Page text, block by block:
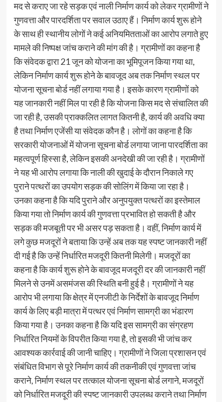
मद से कराए जा रहे सड़क एवं नाली निर्माण कार्य को लेकर ग्रामीणों ने
गुणवत्ता और पारदर्शिता पर सवाल उठाए हैं। निर्माण कार्य शुरू होने
के साथ ही स्थानीय लोगों ने कई अनियमितताओं का आरोप लगाते हुए
मामले की निष्पक्ष जांच कराने की मांग की है। ग्रामीणों का कहना है
कि संवेदक द्वारा 21 जून को योजना का भूमिपूजन किया गया था,
लेकिन निर्माण कार्य शुरू होने के बावजूद अब तक निर्माण स्थल पर
योजना सूचना बोर्ड नहीं लगाया गया है। इसके कारण ग्रामीणों को
यह जानकारी नहीं मिल पा रही है कि योजना किस मद से संचालित की
जा रही है, उसकी प्राक्कलित लागत कितनी है, कार्य की अवधि क्या
है तथा निर्माण एजेंसी या संवेदक कौन है। लोगों का कहना है कि
सरकारी योजनाओं में योजना सूचना बोर्ड लगाया जाना पारदर्शिता का
महत्वपूर्ण हिस्सा है, लेकिन इसकी अनदेखी की जा रही है। ग्रामीणों
ने यह भी आरोप लगाया कि नाली की खुदाई के दौरान निकाले गए
पुराने पत्थरों का उपयोग सड़क की सोलिंग में किया जा रहा है।
उनका कहना है कि यदि पुराने और अनुपयुक्त पत्थरों का इस्तेमाल
किया गया तो निर्माण कार्य की गुणवत्ता प्रभावित हो सकती है और
सड़क की मजबूती पर भी असर पड़ सकता है। वहीं, निर्माण कार्य में
लगे कुछ मजदूरों ने बताया कि उन्हें अब तक यह स्पष्ट जानकारी नहीं
दी गई है कि उन्हें निर्धारित मजदूरी कितनी मिलेगी। मजदूरों का
कहना है कि कार्य शुरू होने के बावजूद मजदूरी दर की जानकारी नहीं
मिलने से उनमें असमंजस की स्थिति बनी हुई है। ग्रामीणों ने यह
आरोप भी लगाया कि क्षेत्र में एनजीटी के निर्देशों के बावजूद निर्माण
कार्य के लिए बड़ी मात्रा में पत्थर एवं निर्माण सामग्री का भंडारण
किया गया है। उनका कहना है कि यदि इस सामग्री का संग्रहण
निर्धारित नियमों के विपरीत किया गया है, तो इसकी भी जांच कर
आवश्यक कार्रवाई की जानी चाहिए। ग्रामीणों ने जिला प्रशासन एवं
संबंधित विभाग से पूरे निर्माण कार्य की तकनीकी एवं गुणवत्ता जांच
कराने, निर्माण स्थल पर तत्काल योजना सूचना बोर्ड लगाने, मजदूरों
को निर्धारित मजदूरी की स्पष्ट जानकारी उपलब्ध कराने तथा निर्माण